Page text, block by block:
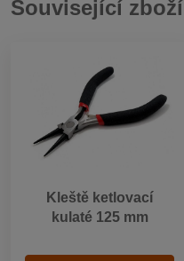
Související zboží
Kleště ketlovací
kulaté 125 mm